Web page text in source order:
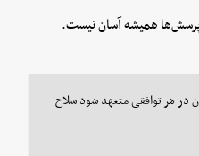
همیشه آسان نیست.
در هر توافقی متعهد شود سلاح